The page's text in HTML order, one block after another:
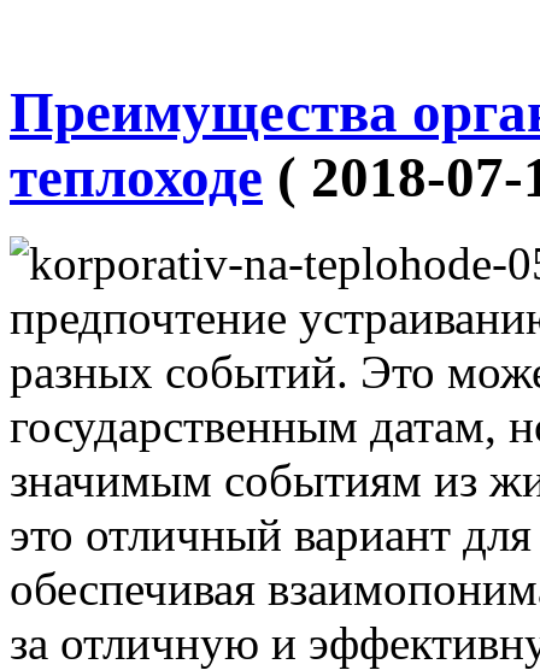
Преимущества
теплоходе ( 2018-07-
предпочтение
разных событий. Это
государственным датам,
значимым событиям из
это отличный вариант
обеспечивая
за отличную и